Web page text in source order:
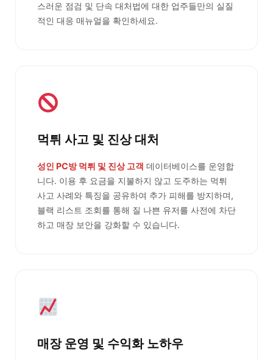
스러운 점검 및 단속 대처법에 대한 업주들만의 실질
적인 대응 매뉴얼을 확인하세요.
먹튀 사고 및 진상 대처
성인 PC방 먹튀 및 진상 고객 데이터베이스를 운영합
니다. 이용 후 요금을 지불하지 않고 도주하는 먹튀
사고 사례와 특징을 공유하여 추가 피해를 방지하며,
블랙 리스트 조회를 통해 질 나쁜 유저를 사전에 차단
하고 매장 보안을 강화할 수 있습니다.
매장 운영 및 수익화 노하우